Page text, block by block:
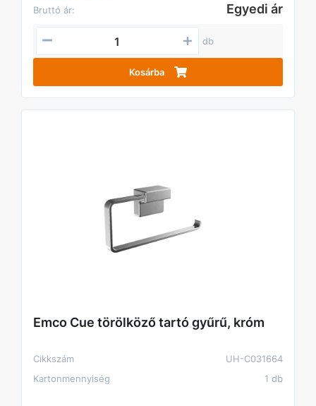
Bruttó ár:
Egyedi ár
db
Kosárba
Emco Cue törölköző tartó gyűrű, króm
Cikkszám
UH-C031664
Kartonmennyiség
1 db